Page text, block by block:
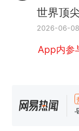
世界顶
2026-06-08
App内参